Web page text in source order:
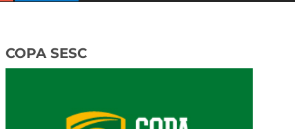
COPA SESC